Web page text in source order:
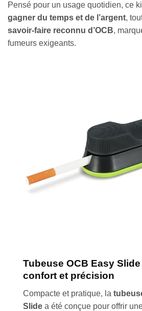
Pensé pour un usage quotidien, ce
gagner du temps et de l’argent,
savoir-faire reconnu d’OCB,
fumeurs exigeants.
Tubeuse OCB Easy
confort et précision
Compacte et pratique, la
Slide a été conçue pour offrir